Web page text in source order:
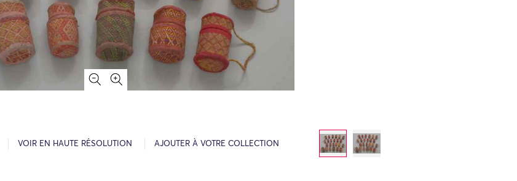
VOIR EN HAUTE RÉSOLUTION AJOUTER À VOTRE COLLECTION